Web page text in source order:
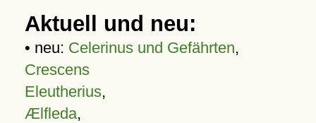
Aktuell und neu:
• neu: Celerinus und Gefährten,
Crescens
Eleutherius,
Ælfleda,